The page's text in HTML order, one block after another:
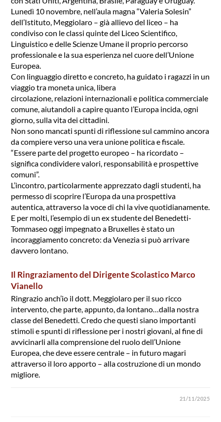
Lunedì 10 novembre, nell’aula magna “Valeria Solesin”
dell’Istituto, Meggiolaro – già allievo del liceo – ha
condiviso con le classi quinte del Liceo Scientifico,
Linguistico e delle Scienze Umane il proprio percorso
professionale e la sua esperienza nel cuore dell’Unione
Europea.
Con linguaggio diretto e concreto, ha guidato i ragazzi in un
viaggio tra moneta unica, libera
circolazione, relazioni internazionali e politica commerciale
comune, aiutandoli a capire quanto l’Europa incida, ogni
giorno, sulla vita dei cittadini.
Non sono mancati spunti di riflessione sul cammino ancora
da compiere verso una vera unione politica e fiscale.
“Essere parte del progetto europeo – ha ricordato –
significa condividere valori, responsabilità e prospettive
comuni”.
L’incontro, particolarmente apprezzato dagli studenti, ha
permesso di scoprire l’Europa da una prospettiva
autentica, attraverso la voce di chi la vive quotidianamente.
E per molti, l’esempio di un ex studente del Benedetti-
Tommaseo oggi impegnato a Bruxelles è stato un
incoraggiamento concreto: da Venezia si può arrivare
davvero lontano.
Il Ringraziamento del Dirigente Scolastico Marco
Vianello
Ringrazio anch’io il dott. Meggiolaro per il suo ricco
intervento, che parte, appunto, da lontano…dalla nostra
classe del Benedetti. Credo che questi siano importanti
stimoli e spunti di riflessione per i nostri giovani, al fine di
avvicinarli alla comprensione del ruolo dell’Unione
Europea, che deve essere centrale – in futuro magari
attraverso il loro apporto – alla costruzione di un mondo
migliore.
21/11/2025